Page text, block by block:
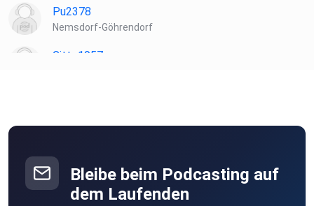
Pu2378
Nemsdorf-Göhrendorf
Gitte1957
Frankfurt am Main
Patipta
Laudenbach
Bleibe beim Podcasting auf
dem Laufenden